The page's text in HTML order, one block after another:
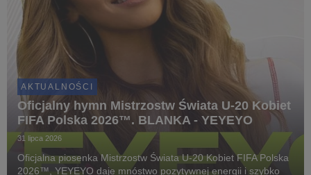
AKTUALNOŚCI
Oficjalny hymn Mistrzostw Świata U-20 Kobiet
FIFA Polska 2026™. BLANKA - YEYEYO
31 lipca 2026
Oficjalna piosenka Mistrzostw Świata U-20 Kobiet FIFA Polska
2026™, YEYEYO daje mnóstwo pozytywnej energii i szybko